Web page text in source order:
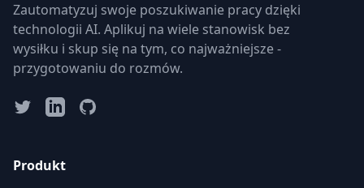
Zautomatyzuj swoje poszukiwanie pracy dzięki
technologii AI. Aplikuj na wiele stanowisk bez
wysiłku i skup się na tym, co najważniejsze -
przygotowaniu do rozmów.
Produkt